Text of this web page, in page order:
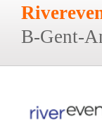
B-Gent-